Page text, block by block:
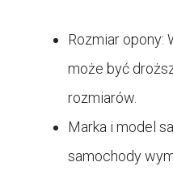
Rozmiar opony:
może być
rozmiarów.
Marka i model
samochody